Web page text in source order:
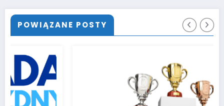
POWIĄZANE POSTY